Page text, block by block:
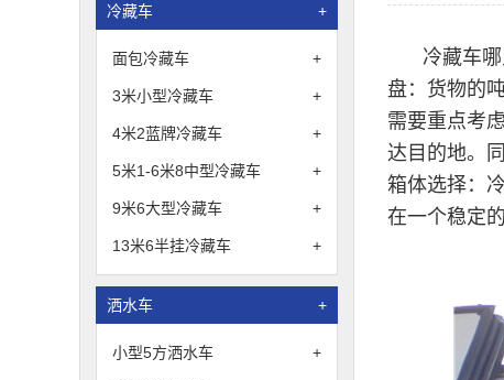
冷藏车 +
面包冷藏车 +
3米小型冷藏车 +
4米2蓝牌冷藏车 +
5米1-6米8中型冷藏车 +
9米6大型冷藏车 +
13米6半挂冷藏车 +
洒水车 +
小型5方洒水车 +
冷藏车
盘：货物的
需要重点考
达目的地。
箱体选择：
在一个稳定